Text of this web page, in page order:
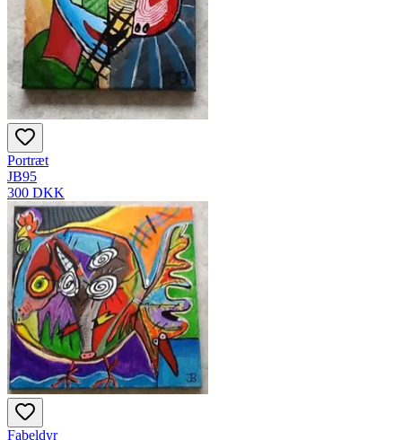
Portræt
JB95
300 DKK
Fabeldyr